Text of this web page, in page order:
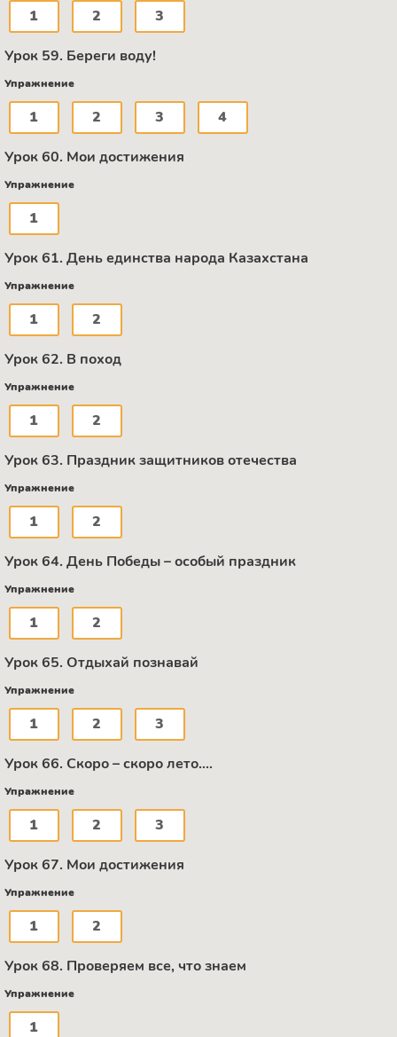
1 2 3
Урок 59. Береги воду!
Упражнение
1 2 3 4
Урок 60. Мои достижения
Упражнение
1
Урок 61. День единства народа Казахстана
Упражнение
1 2
Урок 62. В поход
Упражнение
1 2
Урок 63. Праздник защитников отечества
Упражнение
1 2
Урок 64. День Победы – особый праздник
Упражнение
1 2
Урок 65. Отдыхай познавай
Упражнение
1 2 3
Урок 66. Скоро – скоро лето....
Упражнение
1 2 3
Урок 67. Мои достижения
Упражнение
1 2
Урок 68. Проверяем все, что знаем
Упражнение
1